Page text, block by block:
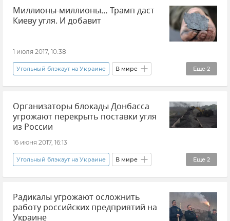
Миллионы-миллионы… Трамп даст
Киеву угля. И добавит
1 июля 2017, 10:38
Еще 2
Угольный блэкаут на Украине В мире
Новости Ситуация на Украине
Организаторы блокады Донбасса
угрожают перекрыть поставки угля
из России
16 июня 2017, 16:13
Еще 2
Угольный блэкаут на Украине В мире
Новости Ситуация на Украине
Радикалы угрожают осложнить
работу российских предприятий на
Украине